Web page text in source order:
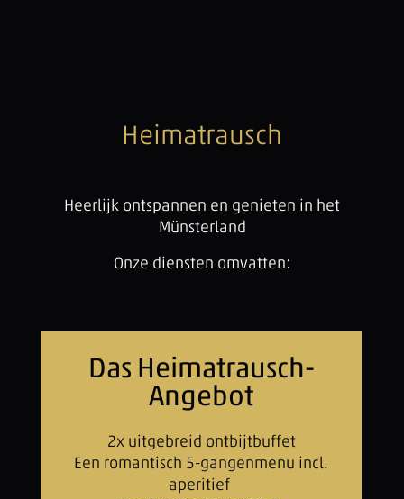
Heimatrausch
Heerlijk ontspannen en genieten in het
Münsterland
Onze diensten omvatten:
Das Heimatrausch-
Angebot
2x uitgebreid ontbijtbuffet
Een romantisch 5-gangenmenu incl.
aperitief